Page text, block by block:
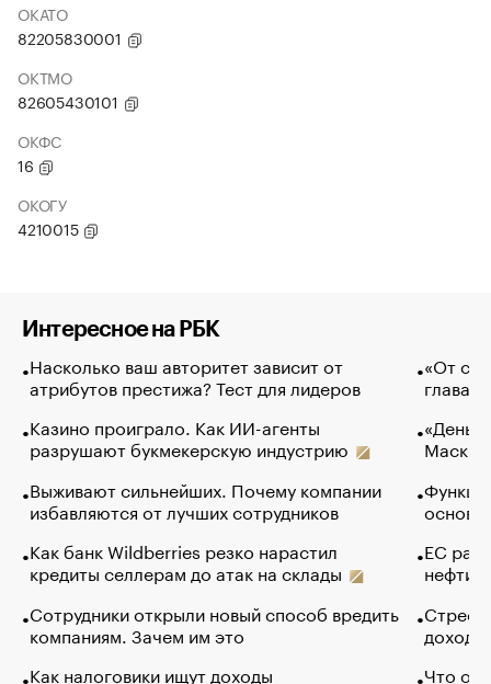
ОКАТО
82205830001
ОКТМО
82605430101
ОКФС
16
ОКОГУ
4210015
Интересное на РБК
Насколько ваш авторитет зависит от
атрибутов престижа? Тест для лидеров
Казино проиграло. Как ИИ-агенты
разрушают букмекерскую индустрию
Выживают сильнейших. Почему компании
избавляются от лучших сотрудников
Как банк Wildberries резко нарастил
кредиты селлерам до атак на склады
Сотрудники открыли новый способ вредить
компаниям. Зачем им это
Как налоговики ищут доходы
«От
глава
Маск в
основ
ЕС
нефти
Что